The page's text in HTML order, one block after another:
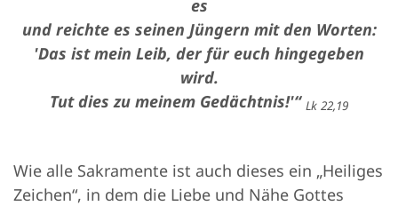
es
und reichte es seinen Jüngern mit den Worten:
'Das ist mein Leib, der für euch hingegeben
wird.
Tut dies zu meinem Gedächtnis!'“ Lk 22,19
Wie alle Sakramente ist auch dieses ein „Heiliges
Zeichen“, in dem die Liebe und Nähe Gottes